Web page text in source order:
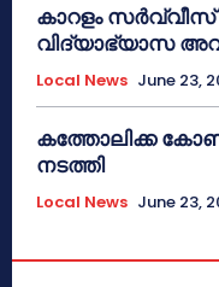
കാറളം
വിദ്യാഭ്യാസ
Local News June 23,
കത്തോലിക്ക
നടത്തി
Local News June 23,